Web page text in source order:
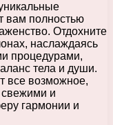
вам полностью
Отдохните
наслаждаясь
процедурами,
тела и души.
все возможное,
свежими и
гармонии и